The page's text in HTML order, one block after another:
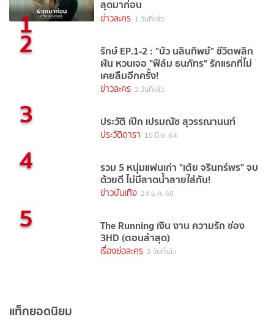
1 สุดมาก่อน
ข่าวละคร 1 วันที่แล้ว
2 รักษ์ EP.1-2 : "บัว นลินทิพย์" ชีวิตพลิก
ผัน หวนเจอ "ฟิล์ม ธนภัทร" รักแรกที่ไม่
เคยลืมอีกครั้ง!
ข่าวละคร 3 วันที่แล้ว
3 ประวัติ เป๊ก เปรมณัช สุวรรณานนท์
ประวัติดารา 10 มิ.ย. 64
4 รวม 5 หนุ่มแฟนเก่า "เต้ย จรินทร์พร" จบ
ด้วยดี ไม่มีสาดน้ำลายใส่กัน!
ข่าวบันเทิง 24 ธ.ค. 68
5 The Running เงิน งาน ความรัก ช่อง
3HD (ตอนล่าสุด)
เรื่องย่อละคร 2 วันที่แล้ว
แท็กยอดนิยม